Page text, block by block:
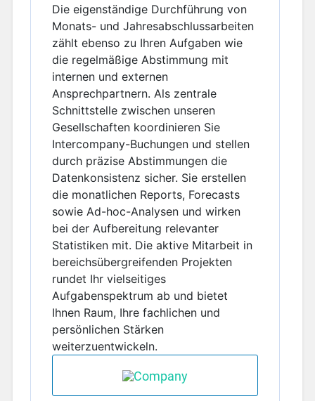
Die eigenständige Durchführung von
Monats- und Jahresabschlussarbeiten
zählt ebenso zu Ihren Aufgaben wie
die regelmäßige Abstimmung mit
internen und externen
Ansprechpartnern. Als zentrale
Schnittstelle zwischen unseren
Gesellschaften koordinieren Sie
Intercompany-Buchungen und stellen
durch präzise Abstimmungen die
Datenkonsistenz sicher. Sie erstellen
die monatlichen Reports, Forecasts
sowie Ad-hoc-Analysen und wirken
bei der Aufbereitung relevanter
Statistiken mit. Die aktive Mitarbeit in
bereichsübergreifenden Projekten
rundet Ihr vielseitiges
Aufgabenspektrum ab und bietet
Ihnen Raum, Ihre fachlichen und
persönlichen Stärken
weiterzuentwickeln.